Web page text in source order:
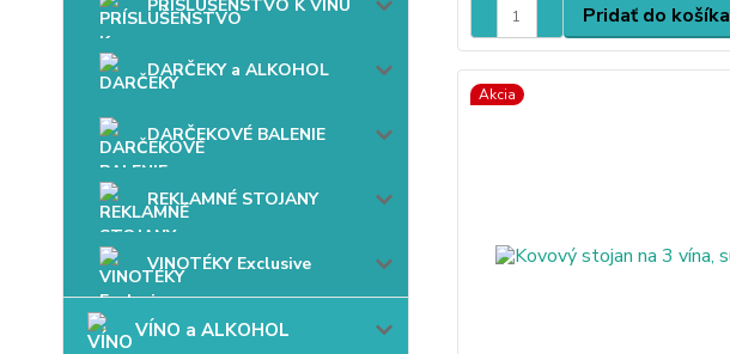
PRÍSLUŠENSTVO K VÍNU
DARČEKY a ALKOHOL
DARČEKOVÉ BALENIE
REKLAMNÉ STOJANY
VINOTÉKY Exclusive
VÍNO a ALKOHOL
Pridať do košíka
Akcia